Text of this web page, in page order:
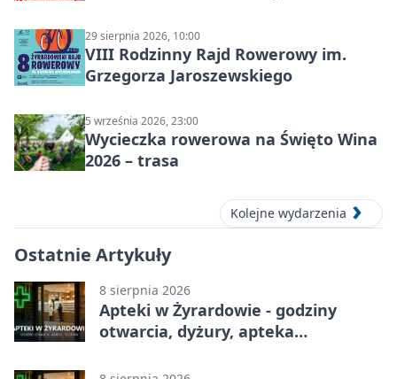
29 sierpnia 2026, 10:00
VIII Rodzinny Rajd Rowerowy im.
Grzegorza Jaroszewskiego
5 września 2026, 23:00
Wycieczka rowerowa na Święto Wina
2026 – trasa
Kolejne wydarzenia
Ostatnie Artykuły
8 sierpnia 2026
Apteki w Żyrardowie - godziny
otwarcia, dyżury, apteka